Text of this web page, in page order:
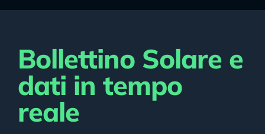
Bollettino Solare e
dati in tempo
reale